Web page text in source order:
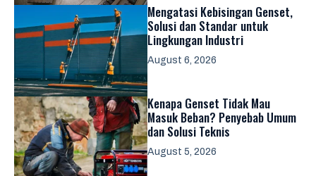
Mengatasi Kebisingan Genset,
Solusi dan Standar untuk
Lingkungan Industri
August 6, 2026
Kenapa Genset Tidak Mau
Masuk Beban? Penyebab Umum
dan Solusi Teknis
August 5, 2026